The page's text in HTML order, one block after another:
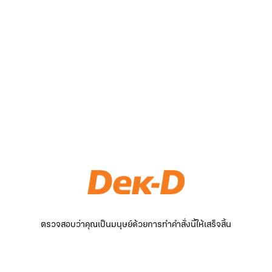
ตรวจสอบว่าคุณเป็นมนุษย์ด้วยการทำคำสั่งนี้ให้เสร็จสิ้น